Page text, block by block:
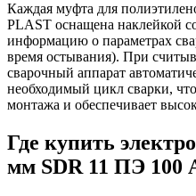
Каждая муфта для
PLAST оснащена наклейкой
информацию о параметрах
время остывания). При
сварочный аппарат
необходимый цикл сварки,
монтажа и обеспечивает
Где купить
мм SDR 11 ПЭ 100